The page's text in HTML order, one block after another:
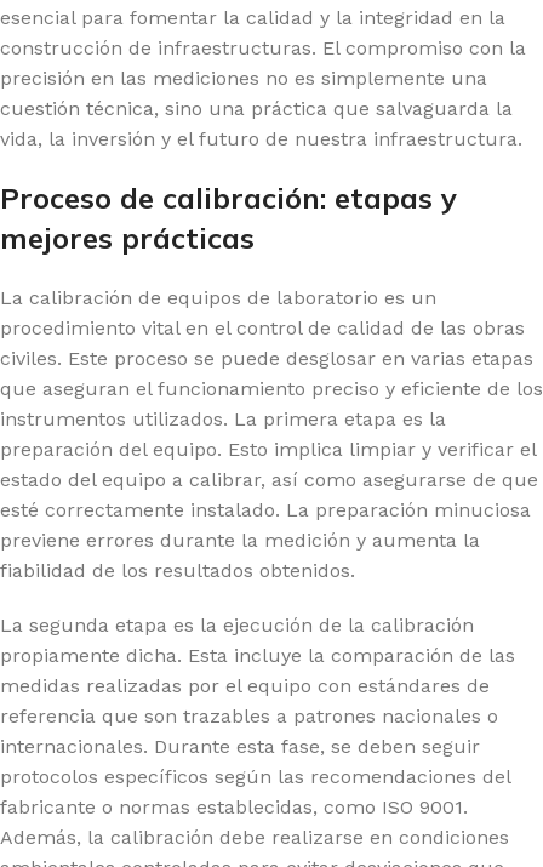
esencial para fomentar la calidad y la integridad en la
construcción de infraestructuras. El compromiso con la
precisión en las mediciones no es simplemente una
cuestión técnica, sino una práctica que salvaguarda la
vida, la inversión y el futuro de nuestra infraestructura.
Proceso de calibración: etapas y
mejores prácticas
La calibración de equipos de laboratorio es un
procedimiento vital en el control de calidad de las obras
civiles. Este proceso se puede desglosar en varias etapas
que aseguran el funcionamiento preciso y eficiente de los
instrumentos utilizados. La primera etapa es la
preparación del equipo. Esto implica limpiar y verificar el
estado del equipo a calibrar, así como asegurarse de que
esté correctamente instalado. La preparación minuciosa
previene errores durante la medición y aumenta la
fiabilidad de los resultados obtenidos.
La segunda etapa es la ejecución de la calibración
propiamente dicha. Esta incluye la comparación de las
medidas realizadas por el equipo con estándares de
referencia que son trazables a patrones nacionales o
internacionales. Durante esta fase, se deben seguir
protocolos específicos según las recomendaciones del
fabricante o normas establecidas, como ISO 9001.
Además, la calibración debe realizarse en condiciones